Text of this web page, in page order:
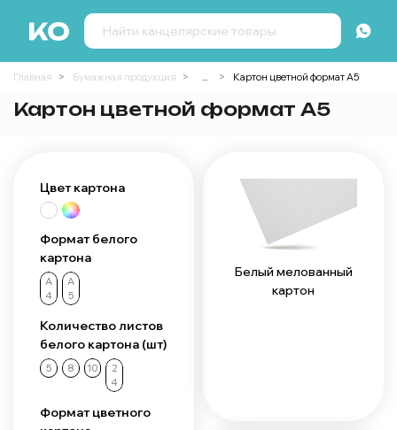
Главная Бумажная продукция ... Картон цветной формат А5
Картон цветной формат А5
Цвет картона
Формат белого
картона
А
4
А
5
Количество листов
белого картона (шт)
5 8 10
2
4
Формат цветного
Белый мелованный
картон